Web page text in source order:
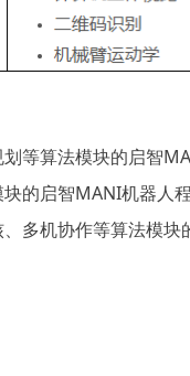
等算法模块的启智
的启智MANI机器人
多机协作等算法模块